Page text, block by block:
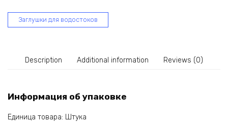
092
Заглушки для водостоков
Description Additional information Reviews (0)
Информация об упаковке
Единица товара: Штука